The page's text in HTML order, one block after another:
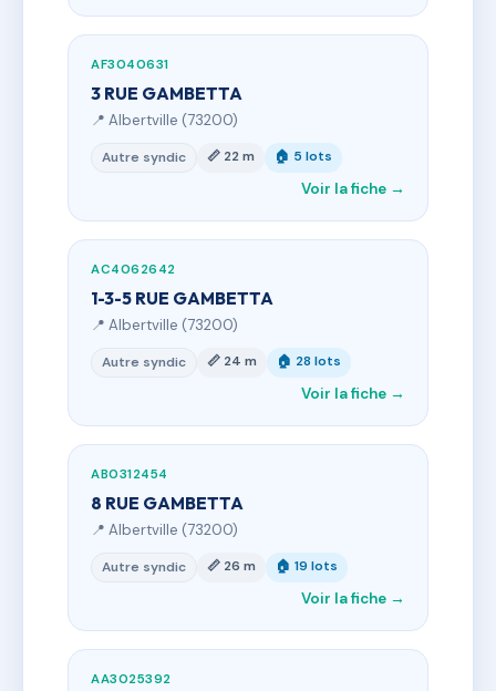
AF3040631
3 RUE GAMBETTA
📍 Albertville (73200)
Autre syndic 📏 22 m 🏠 5 lots
Voir la fiche →
AC4062642
1-3-5 RUE GAMBETTA
📍 Albertville (73200)
Autre syndic 📏 24 m 🏠 28 lots
Voir la fiche →
AB0312454
8 RUE GAMBETTA
📍 Albertville (73200)
Autre syndic 📏 26 m 🏠 19 lots
Voir la fiche →
AA3025392